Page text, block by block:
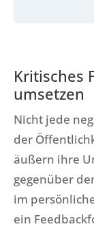
Kritisches
umsetzen
Nicht jede
der
äußern ihre
gegenüber
im
ein